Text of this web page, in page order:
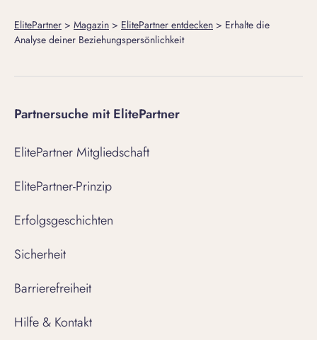
ElitePartner > Magazin > ElitePartner entdecken > Erhalte die
Analyse deiner Beziehungspersönlichkeit
Partnersuche mit ElitePartner
ElitePartner Mitgliedschaft
ElitePartner-Prinzip
Erfolgsgeschichten
Sicherheit
Barrierefreiheit
Hilfe & Kontakt